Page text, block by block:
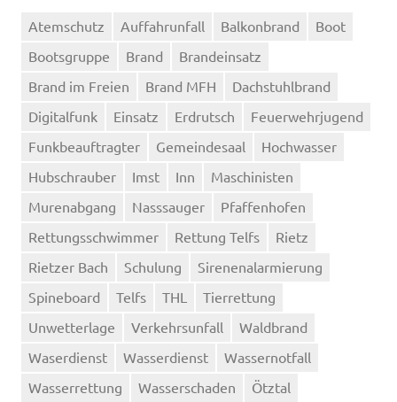
Atemschutz Auffahrunfall Balkonbrand
Boot
Bootsgruppe
Brand
Brandeinsatz
Brand im Freien
Brand MFH
Dachstuhlbrand
Digitalfunk
Einsatz Erdrutsch
Feuerwehrjugend
Funkbeauftragter
Gemeindesaal
Hochwasser
Hubschrauber
Imst Inn
Maschinisten
Murenabgang
Nasssauger
Pfaffenhofen
Rettungsschwimmer
Rettung Telfs
Rietz
Rietzer Bach
Schulung
Sirenenalarmierung
Spineboard
Telfs THL
Tierrettung
Unwetterlage
Verkehrsunfall
Waldbrand
Waserdienst
Wasserdienst
Wassernotfall
Wasserrettung
Wasserschaden Ötztal